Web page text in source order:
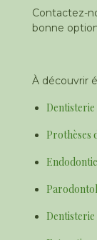
Contactez-
bonne
À découvrir
Prothèses
Endodontie